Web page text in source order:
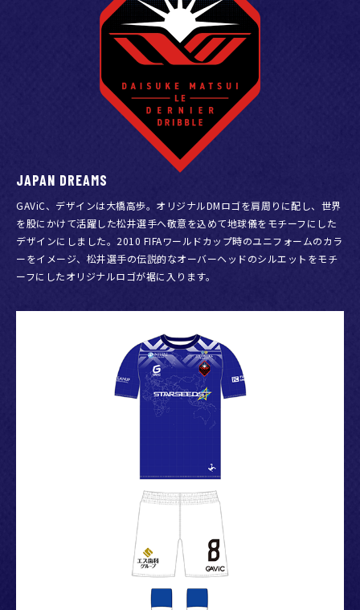
【オンラインストア限定】11/11(月)18時より「【第3弾】
松井大輔引退試合記念グッズ」受注販売のお知らせ
【オンラインストア限定】11/6(水)20時より「松井大輔引
退試合記念グッズ 第2弾」受注販売のお知らせ
2024.11.01
【オンラインストア限定】11/1(金)18時より「松井大輔引
退試合記念グッズ 第1弾」受注販売のお知らせ
12/15(日)「松井大輔引退試合 -Le dernier dribble-」追加
出場選手について
トア」にて松井大輔直筆サイン入りユニフォーム販売！
12/15(日)「松井大輔引退試合 -Le dernier dribble-」出場
JAPAN DREAMS
GAViC、デザインは大橋高歩。オリジナルDMロゴを肩周りに配し、世界
を股にかけて活躍した松井選手へ敬意を込めて地球儀をモチーフにした
デザインにしました。2010 FIFAワールドカップ時のユニフォームのカラ
ーをイメージ、松井選手の伝説的なオーバーヘッドのシルエットをモチ
ーフにしたオリジナルロゴが裾に入ります。